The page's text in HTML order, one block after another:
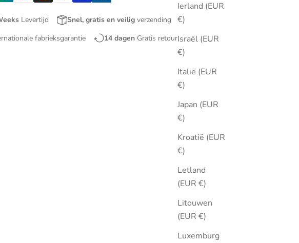
Ierland (EUR
€)
Israël (EUR
€)
Italië (EUR
€)
Japan (EUR
€)
Kroatië (EUR
€)
Letland
(EUR €)
Litouwen
(EUR €)
Luxemburg
Levertijd Snel, gratis en veilig verzending
fabrieksgarantie
14 dagen Gratis retourneren